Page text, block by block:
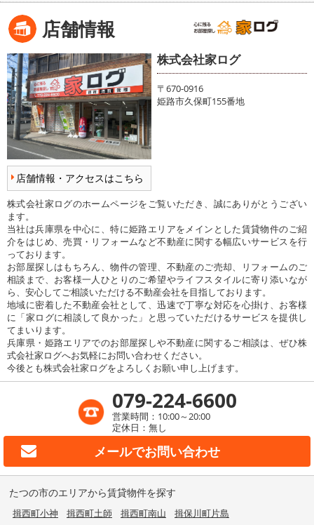
店舗情報
店舗情報・アクセスはこちら
株式会社家ログ
〒670-0916
姫路市久保町155番地
株式会社家ログのホームページをご覧いただき、誠にありがとうござい
ます。
当社は兵庫県を中心に、特に姫路エリアをメインとした賃貸物件のご紹
介をはじめ、売買・リフォームなど不動産に関する幅広いサービスを行
っております。
お部屋探しはもちろん、物件の管理、不動産のご売却、リフォームのご
相談まで、お客様一人ひとりのご希望やライフスタイルに寄り添いなが
ら、安心してご相談いただける不動産会社を目指しております。
地域に密着した不動産会社として、迅速で丁寧な対応を心掛け、お客様
に「家ログに相談して良かった」と思っていただけるサービスを提供し
てまいります。
兵庫県・姫路エリアでのお部屋探しや不動産に関するご相談は、ぜひ株
式会社家ログへお気軽にお問い合わせください。
今後とも株式会社家ログをよろしくお願い申し上げます。
079-224-6600
営業時間：10:00～20:00
定休日：無し
メールでお問い合わせ
たつの市のエリアから賃貸物件を探す
揖西町小神 揖西町土師 揖西町南山
揖保川町片島